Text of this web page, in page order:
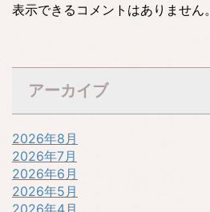
表示できるコメントはありません。
アーカイブ
2026年8月
2026年7月
2026年6月
2026年5月